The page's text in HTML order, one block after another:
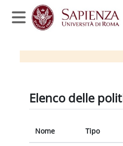
Vai al contenuto principale
Pannello laterale
Elenco delle
Nome Tipo